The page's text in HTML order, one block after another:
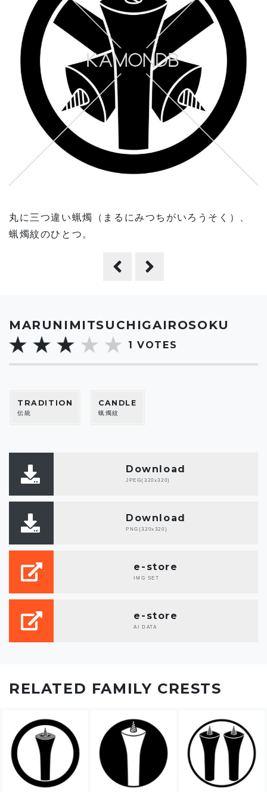
MARUNIMITSUCHIGAIROSOKU
1 VOTES
TRADITION
伝統
CANDLE
蝋燭紋
Download
JPEG(320x320)
Download
PNG(320x320)
e-store
IMG SET
e-store
AI DATA
丸に三つ違い蝋燭（まるにみつちがいろうそく）、
蝋燭紋のひとつ。
RELATED FAMILY CRESTS